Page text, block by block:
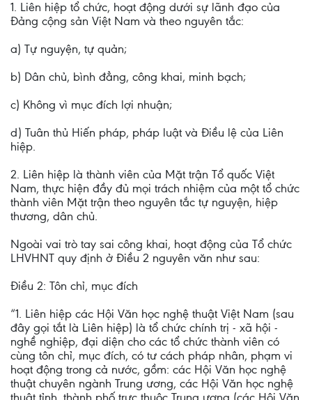
1. Liên hiệp tổ chức, hoạt động dưới sự lãnh đạo của
Đảng cộng sản Việt Nam và theo nguyên tắc:
a) Tự nguyện, tự quản;
b) Dân chủ, bình đẳng, công khai, minh bạch;
c) Không vì mục đích lợi nhuận;
d) Tuân thủ Hiến pháp, pháp luật và Điều lệ của Liên
hiệp.
2. Liên hiệp là thành viên của Mặt trận Tổ quốc Việt
Nam, thực hiện đầy đủ mọi trách nhiệm của một tổ chức
thành viên Mặt trận theo nguyên tắc tự nguyện, hiệp
thương, dân chủ.
Ngoài vai trò tay sai công khai, hoạt động của Tổ chức
LHVHNT quy định ở Điều 2 nguyên văn như sau:
Điều 2: Tôn chỉ, mục đích
“1. Liên hiệp các Hội Văn học nghệ thuật Việt Nam (sau
đây gọi tắt là Liên hiệp) là tổ chức chính trị - xã hội -
nghề nghiệp, đại diện cho các tổ chức thành viên có
cùng tôn chỉ, mục đích, có tư cách pháp nhân, phạm vi
hoạt động trong cả nước, gồm: các Hội Văn học nghệ
thuật chuyên ngành Trung ương, các Hội Văn học nghệ
thuật tỉnh, thành phố trực thuộc Trung ương (các Hội Văn